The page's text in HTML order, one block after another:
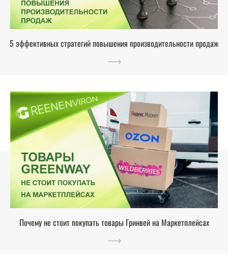
5 эффективных стратегий повышения производительности продаж
Почему не стоит покупать товары Гринвей на Маркетплейсах